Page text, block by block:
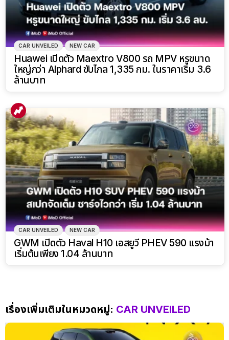
CAR UNVEILED NEW CAR
Huawei เปิดตัว Maextro V800 รถ MPV หรูขนาด
ใหญ่กว่า Alphard ขับไกล 1,335 กม. ในราคาเริ่ม 3.6
ล้านบาท
CAR UNVEILED NEW CAR
GWM เปิดตัว Haval H10 เอสยูวี PHEV 590 แรงม้า
เริ่มต้นเพียง 1.04 ล้านบาท
เรื่องเพิ่มเติมในหมวดหมู่: CAR UNVEILED